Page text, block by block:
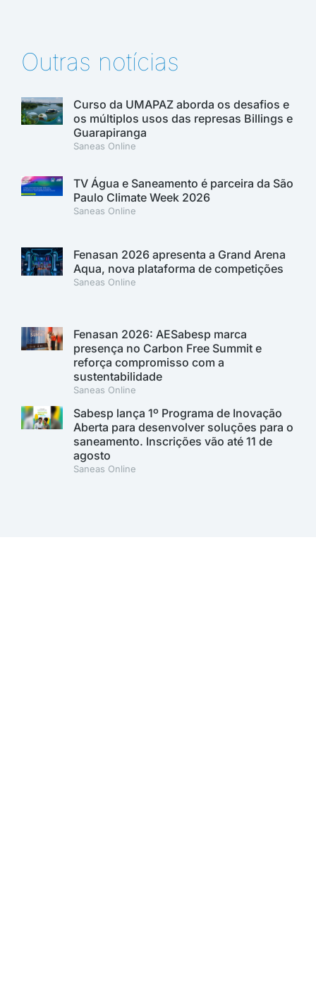
Outras notícias
Curso da UMAPAZ aborda os desafios e
os múltiplos usos das represas Billings e
Guarapiranga
Saneas Online
TV Água e Saneamento é parceira da São
Paulo Climate Week 2026
Saneas Online
Fenasan 2026 apresenta a Grand Arena
Aqua, nova plataforma de competições
Saneas Online
Fenasan 2026: AESabesp marca
presença no Carbon Free Summit e
reforça compromisso com a
sustentabilidade
Saneas Online
Sabesp lança 1º Programa de Inovação
Aberta para desenvolver soluções para o
saneamento. Inscrições vão até 11 de
agosto
Saneas Online